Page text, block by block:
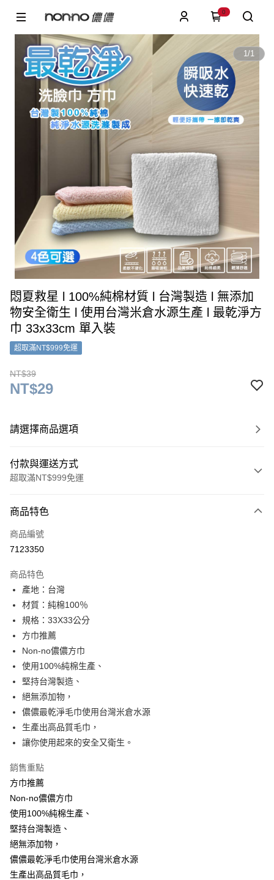
0
1/1
悶夏救星 l 100%純棉材質 l 台灣製造 l 無添加
物安全衛生 l 使用台灣米倉水源生產 l 最乾淨方
巾 33x33cm 單入裝
超取滿NT$999免運
NT$39
NT$29
請選擇商品選項
付款與運送方式
超取滿NT$999免運
信用卡一次付款
超商取貨付款
Apple Pay
街口支付
悠遊付
運送方式
全家取貨付款
每筆NT$90，滿NT$999(含以上)免運費
7-11取貨付款
每筆NT$90，滿NT$999(含以上)免運費
每筆NT$90，滿NT$999(含以上)免運費
商品特色
商品編號
7123350
商品特色
產地：台灣
材質：純棉100％
規格：33X33公分
方巾推薦
Non-no儂儂方巾
使用100%純棉生產、
堅持台灣製造、
絕無添加物，
儂儂最乾淨毛巾使用台灣米倉水源
生產出高品質毛巾，
讓你使用起來的安全又衛生。
銷售重點
方巾推薦
Non-no儂儂方巾
使用100%純棉生產、
堅持台灣製造、
絕無添加物，
儂儂最乾淨毛巾使用台灣米倉水源
生產出高品質毛巾，